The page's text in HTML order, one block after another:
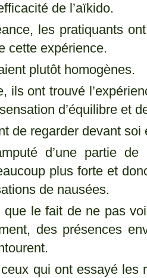
de l’aïkido.
les pratiquants
cette expérience.
plutôt homogènes.
ils ont trouvé
d’équilibre et
de regarder devant
d’une partie
plus forte et
de nausées.
le fait de ne pas
des présences
qui ont essayé les